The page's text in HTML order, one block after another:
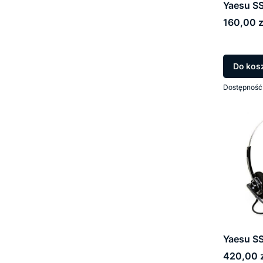
Yaesu
Cena
160,00
Do
Yaesu
Cena
420,00